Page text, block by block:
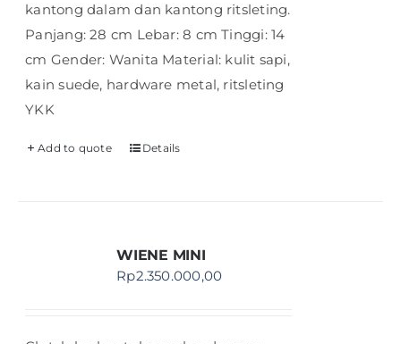
kantong dalam dan kantong ritsleting.
Panjang: 28 cm Lebar: 8 cm Tinggi: 14
cm Gender: Wanita Material: kulit sapi,
kain suede, hardware metal, ritsleting
YKK
Add to quote Details
WIENE MINI
Rp2.350.000,00